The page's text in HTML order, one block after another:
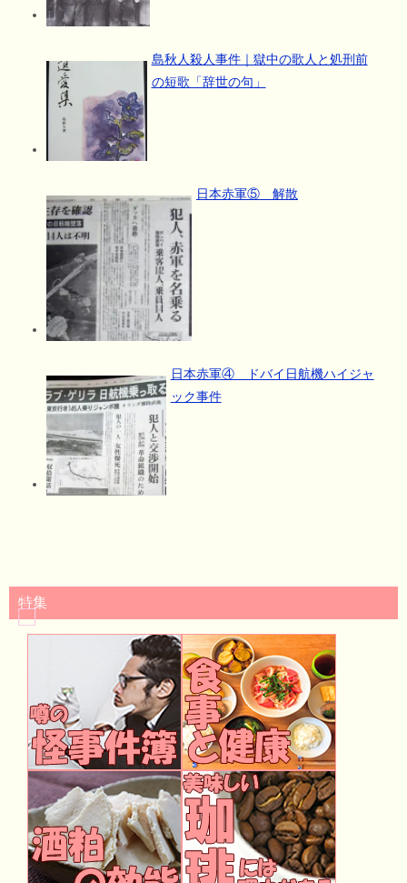
島秋人殺人事件｜獄中の歌人と処刑前
の短歌「辞世の句」
日本赤軍⑤ 解散
日本赤軍④ ドバイ日航機ハイジャ
ック事件
特集